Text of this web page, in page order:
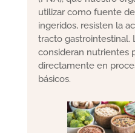
utilizar como fuente
ingeridos, resisten la
tracto gastrointestinal.
consideran nutrientes
directamente en
básicos.